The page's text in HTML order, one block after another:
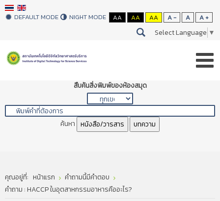
DEFAULT MODE NIGHT MODE AA AA AA A - A A +
Select Language ▼
สืบค้นสิ่งพิมพ์ของห้องสมุด
ค้นหา หนังสือ/วารสาร บทความ
คุณอยู่ที่: หน้าแรก
คำถามนี้มีคำตอบ
คำถาม : HACCP ในอุตสาหกรรมอาหารคืออะไร?